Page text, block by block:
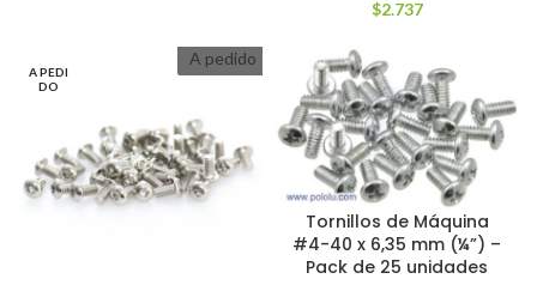
$2.737
A PEDI
DO
A pedido
Tornillos de Máquina
#4-40 x 6,35 mm (¼”) –
Pack de 25 unidades